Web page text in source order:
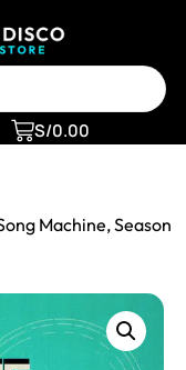
S/0.00
Machine, Season